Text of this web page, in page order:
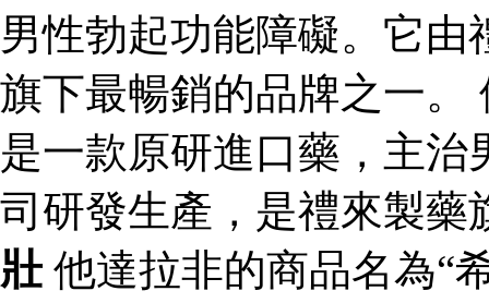
男性勃起功能障礙。它
旗下最暢銷的品牌之一。
是一款原研進口藥，主
司研發生產，是禮來製
壯他達拉非的商品名為“